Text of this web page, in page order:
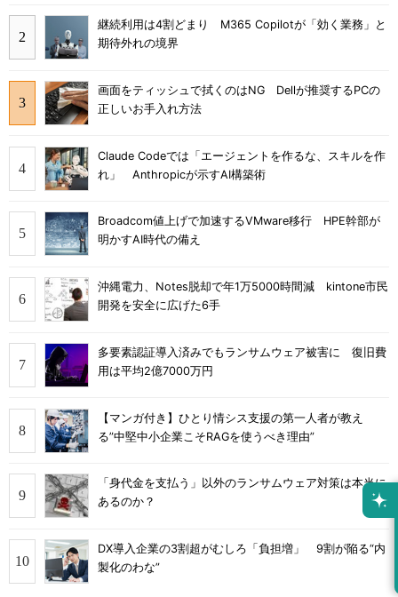
継続利用は4割どまり M365 Copilotが「効く業務」と
期待外れの境界
画面をティッシュで拭くのはNG Dellが推奨するPCの
正しいお手入れ方法
Claude Codeでは「エージェントを作るな、スキルを作
れ」 Anthropicが示すAI構築術
Broadcom値上げで加速するVMware移行 HPE幹部が
明かすAI時代の備え
沖縄電力、Notes脱却で年1万5000時間減 kintone市民
開発を安全に広げた6手
多要素認証導入済みでもランサムウェア被害に 復旧費
用は平均2億7000万円
【マンガ付き】ひとり情シス支援の第一人者が教え
る”中堅中小企業こそRAGを使うべき理由”
「身代金を支払う」以外のランサムウェア対策は本当に
あるのか？
DX導入企業の3割超がむしろ「負担増」 9割が陥る“内
製化のわな”